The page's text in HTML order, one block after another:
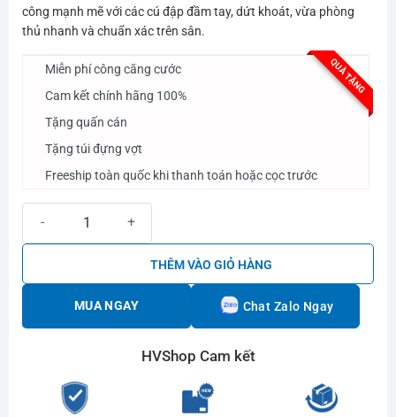
2.350.000₫.
là:
2.050.000₫.
công mạnh mẽ với các cú đập đầm tay, dứt khoát, vừa phòng
thủ nhanh và chuẩn xác trên sân.
QUÀ TẶNG
Miễn phí công căng cước
Cam kết chính hãng 100%
Tặng quấn cán
Tặng túi đựng vợt
Freeship toàn quốc khi thanh toán hoặc cọc trước
THÊM VÀO GIỎ HÀNG
MUA NGAY Chat Zalo Ngay
HVShop Cam kết